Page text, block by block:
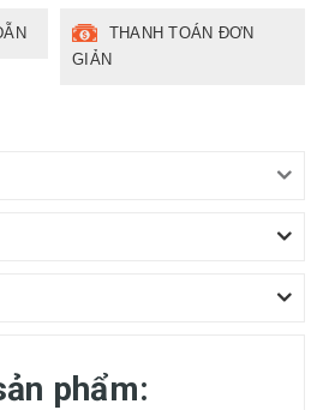
THANH TOÁN ĐƠN
GIẢN
phẩm: